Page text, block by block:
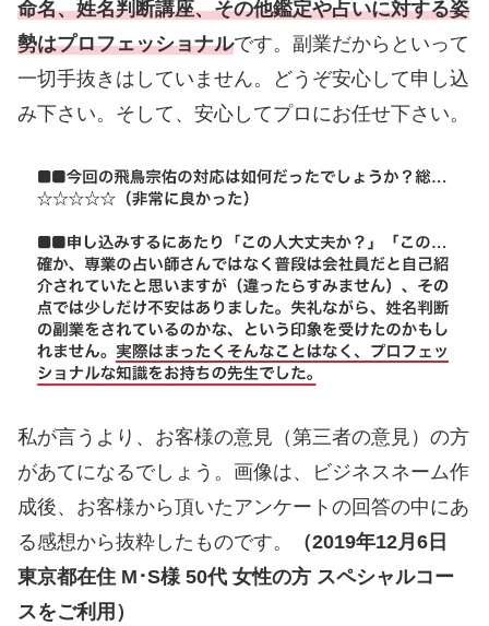
命名、姓名判断講座、その他鑑定や占いに対する姿
勢はプロフェッショナルです。副業だからといって
一切手抜きはしていません。どうぞ安心して申し込
み下さい。そして、安心してプロにお任せ下さい。
私が言うより、お客様の意見（第三者の意見）の方
があてになるでしょう。画像は、ビジネスネーム作
成後、お客様から頂いたアンケートの回答の中にあ
る感想から抜粋したものです。
（2019年12月6日
東京都在住 M･S様 50代 女性の方 スペシャルコー
スをご利用）